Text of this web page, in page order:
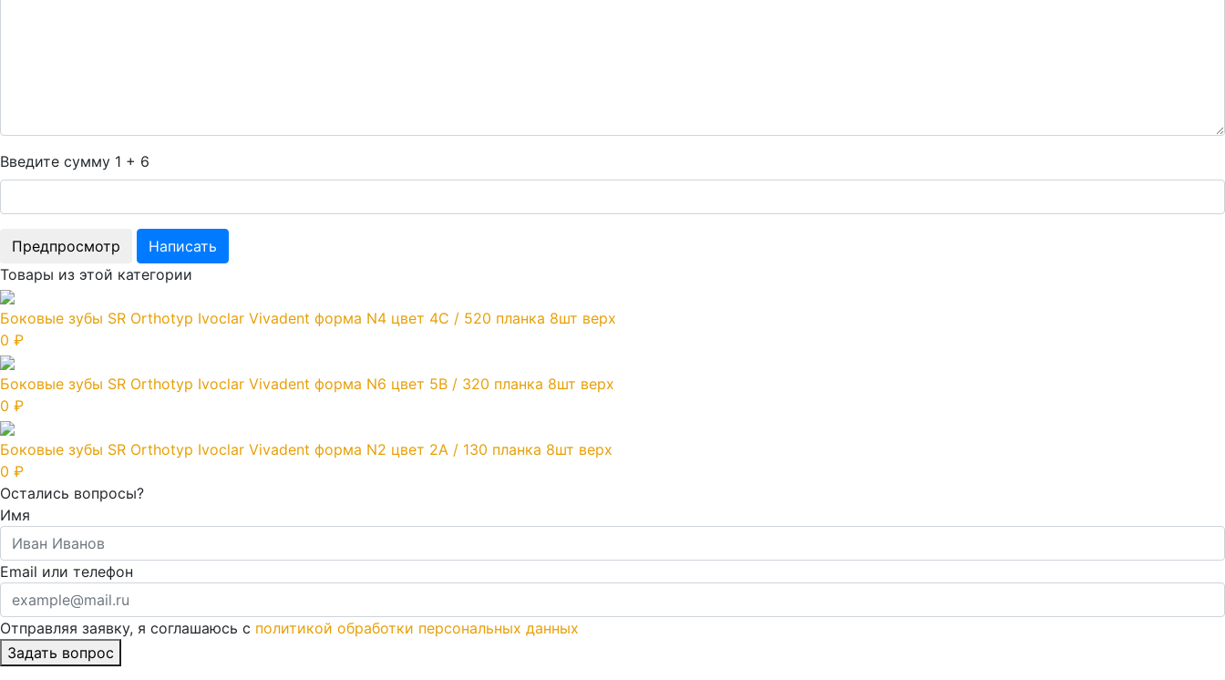
Введите сумму 1 + 6
Товары из этой категории
Боковые зубы SR Orthotyp Ivoclar Vivadent форма N4 цвет 4C / 520 планка 8шт верх
0 ₽
Боковые зубы SR Orthotyp Ivoclar Vivadent форма N6 цвет 5B / 320 планка 8шт верх
0 ₽
Боковые зубы SR Orthotyp Ivoclar Vivadent форма N2 цвет 2А / 130 планка 8шт верх
0 ₽
Остались вопросы?
Имя
Email или телефон
Отправляя заявку, я соглашаюсь с политикой обработки персональных данных